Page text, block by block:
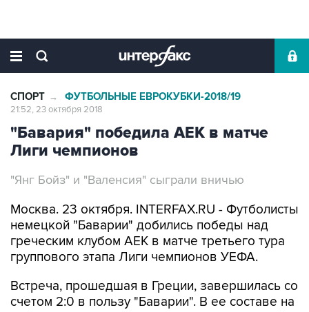
СПОРТ → ФУТБОЛЬНЫЕ ЕВРОКУБКИ-2018/19
21:52, 23 октября 2018
"Бавария" победила АЕК в матче
Лиги чемпионов
"Янг Бойз" и "Валенсия" сыграли вничью
Москва. 23 октября. INTERFAX.RU - Футболисты
немецкой "Баварии" добились победы над
греческим клубом АЕК в матче третьего тура
группового этапа Лиги чемпионов УЕФА.
Встреча, прошедшая в Греции, завершилась со
счетом 2:0 в пользу "Баварии". В ее составе на